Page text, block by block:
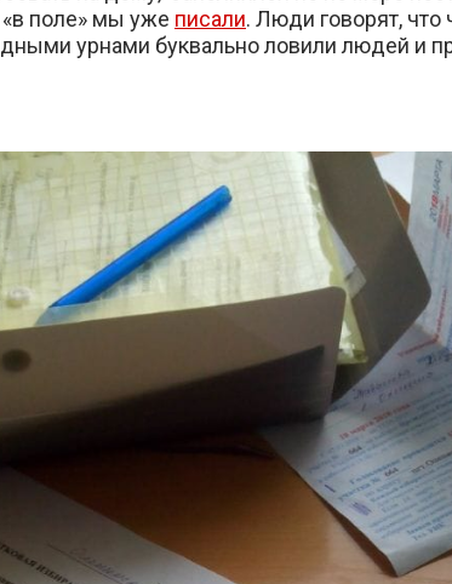
«в поле» мы уже писали. Люди говорят, что
урнами буквально ловили людей и